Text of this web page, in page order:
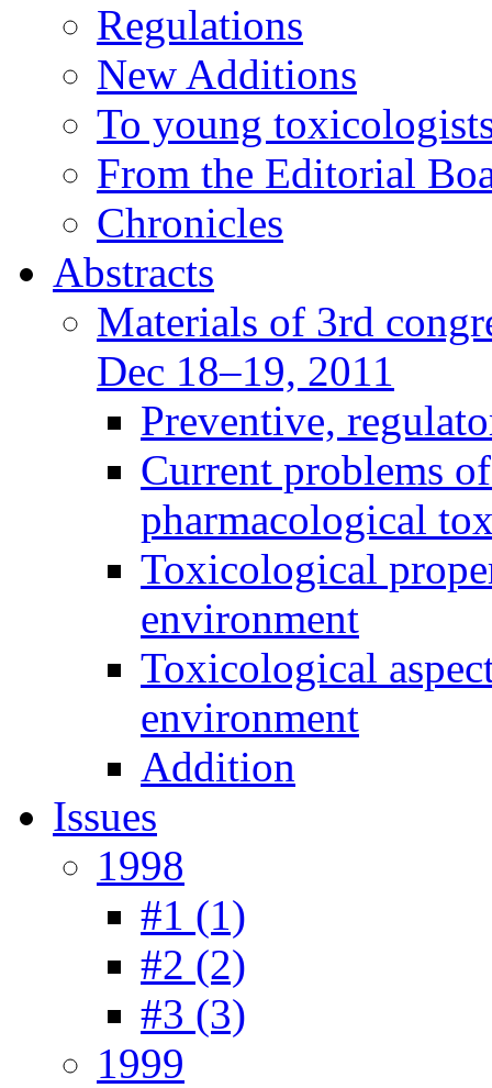
Regulations
New Additions
To young
From the Editorial
Chronicles
Abstracts
Materials of 3rd
Dec 18–19, 2011
Preventive,
Current problems
pharmacological
Toxicological
environment
Toxicological
environment
Addition
Issues
1998
#1 (1)
#2 (2)
#3 (3)
1999